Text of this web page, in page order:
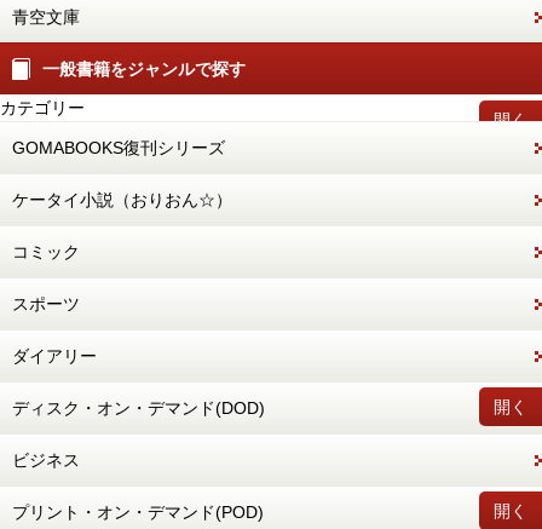
青空文庫
一般書籍をジャンルで探す
開く
カテゴリー
GOMABOOKS復刊シリーズ
ケータイ小説（おりおん☆）
コミック
スポーツ
ダイアリー
開く
ディスク・オン・デマンド(DOD)
ビジネス
開く
プリント・オン・デマンド(POD)